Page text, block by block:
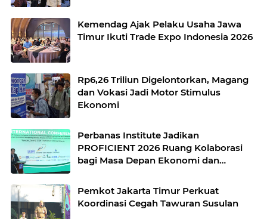
Kemendag Ajak Pelaku Usaha Jawa
Timur Ikuti Trade Expo Indonesia 2026
Rp6,26 Triliun Digelontorkan, Magang
dan Vokasi Jadi Motor Stimulus
Ekonomi
Perbanas Institute Jadikan
PROFICIENT 2026 Ruang Kolaborasi
bagi Masa Depan Ekonomi dan
Pemkot Jakarta Timur Perkuat
Koordinasi Cegah Tawuran Susulan